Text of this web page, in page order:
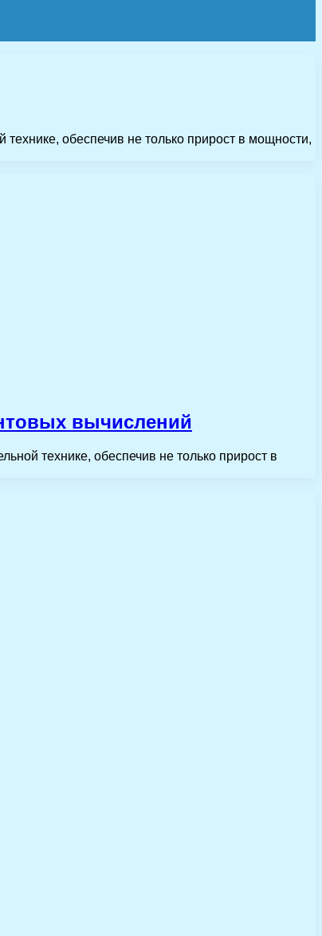
обеспечив не только прирост в мощности,
вычислений
технике, обеспечив не только прирост в